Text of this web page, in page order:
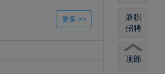
兼职
招聘
顶部